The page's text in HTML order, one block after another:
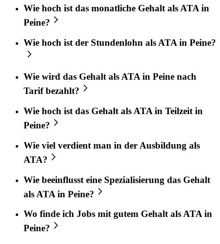
Wie hoch ist das monatliche Gehalt als ATA in
Peine?
Wie hoch ist der Stundenlohn als ATA in Peine?
Wie wird das Gehalt als ATA in Peine nach
Tarif bezahlt?
Wie hoch ist das Gehalt als ATA in Teilzeit in
Peine?
Wie viel verdient man in der Ausbildung als
ATA?
Wie beeinflusst eine Spezialisierung das Gehalt
als ATA in Peine?
Wo finde ich Jobs mit gutem Gehalt als ATA in
Peine?